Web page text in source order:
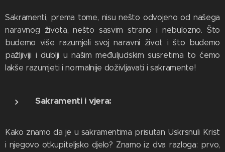
Sakramenti, prema tome, nisu nešto odvojeno od našega
naravnog života, nešto sasvim strano i nebulozno. Što
budemo više razumjeli svoj naravni život i što budemo
pažljiviji i dublji u našim međuljudskim susretima to ćemo
lakše razumjeti i normalnije doživljavati i sakramente!
Sakramenti i vjera:
Kako znamo da je u sakramentima prisutan Uskrsnuli Krist
i njegovo otkupiteljsko djelo? Znamo iz dva razloga: prvo,